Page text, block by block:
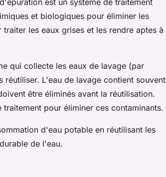
et biologiques pour éliminer les
les eaux grises et les rendre aptes à
qui collecte les eaux de lavage (par
L'eau de lavage contient souvent
être éliminés avant la réutilisation.
pour éliminer ces contaminants.
d'eau potable en réutilisant les
de l'eau.